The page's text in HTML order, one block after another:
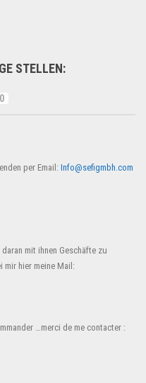
STELLEN:
0
per Email: Info@sefigmbh.com
mit ihnen Geschäfte zu
mir hier meine Mail:
…merci de me contacter :